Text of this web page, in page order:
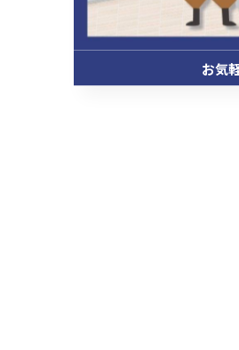
お気
お気